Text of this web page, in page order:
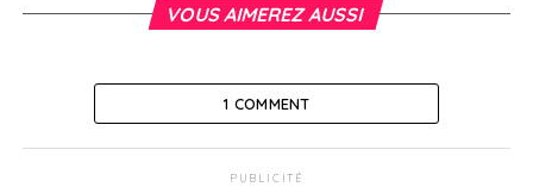
À l’initiative de Christophe-André Frassa, le Parlement a
Français de l’étranger, d’accéder à des formations
adaptés à leurs fonctions, comme tout élu de la
République et étendus les compétences des conseils
consulaires, qui seront désormais consultés sur les
VOUS AIMEREZ AUSSI
1 COMMENT
PUBLICITÉ